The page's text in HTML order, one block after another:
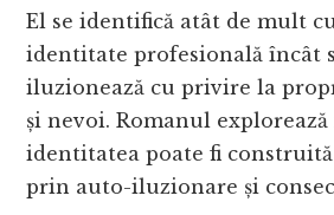
El se identifică atât de mult
identitate profesională încât
iluzionează cu privire la
și nevoi. Romanul
identitatea poate fi
prin auto-iluzionare și